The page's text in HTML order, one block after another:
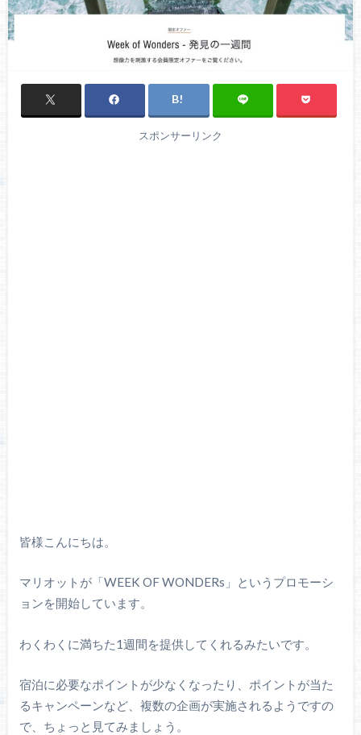
スポンサーリンク
皆様こんにちは。
マリオットが「WEEK OF WONDERs」というプロモーシ
ョンを開始しています。
わくわくに満ちた1週間を提供してくれるみたいです。
宿泊に必要なポイントが少なくなったり、ポイントが当た
るキャンペーンなど、複数の企画が実施されるようですの
で、ちょっと見てみましょう。